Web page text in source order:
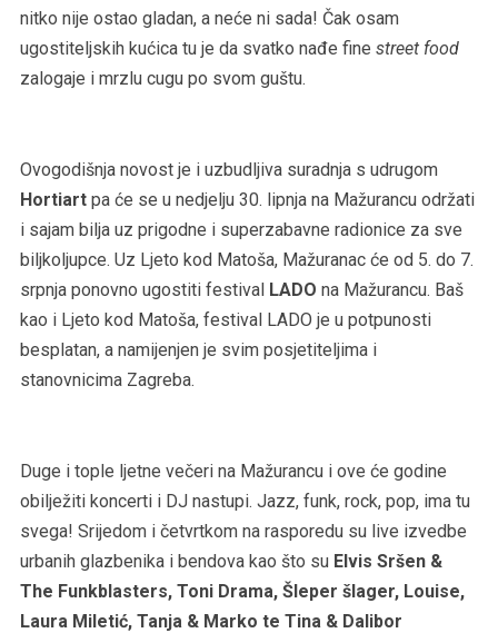
nitko nije ostao gladan, a neće ni sada! Čak osam
ugostiteljskih kućica tu je da svatko nađe fine street food
zalogaje i mrzlu cugu po svom guštu.
Ovogodišnja novost je i uzbudljiva suradnja s udrugom
Hortiartpa će se u nedjelju 30. lipnja na Mažurancu održati
i sajam bilja uz prigodne i superzabavne radionice za sve
biljkoljupce. Uz Ljeto kod Matoša, Mažuranac će od 5. do 7.
srpnja ponovno ugostiti festival LADO na Mažurancu. Baš
kao i Ljeto kod Matoša, festival LADO je u potpunosti
besplatan, a namijenjen je svim posjetiteljima i
stanovnicima Zagreba.
Duge i tople ljetne večeri na Mažurancu i ove će godine
obilježiti koncerti i DJ nastupi. Jazz, funk, rock, pop, ima tu
svega! Srijedom i četvrtkom na rasporedu su live izvedbe
urbanih glazbenika i bendova kao što su Elvis Sršen &
The Funkblasters, Toni Drama, Šleper šlager, Louise,
Laura Miletić, Tanja & Marko te Tina & Dalibor